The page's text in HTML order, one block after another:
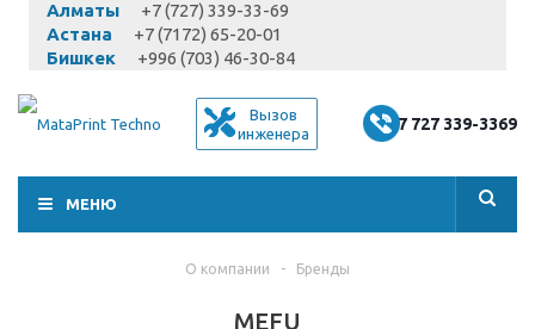
Алматы
+7 (727) 339-33-69
Астана
+7 (7172) 65-20-01
Бишкек
+996 (703) 46-30-84
Вызов
инженера
+7 727 339-3369
МЕНЮ
О компании - Бренды
MEFU